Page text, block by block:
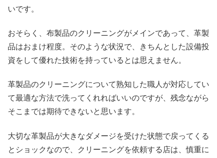
いです。
おそらく、布製品のクリーニングがメインであって、革製
品はおまけ程度。そのような状況で、きちんとした設備投
資をして優れた技術を持っているとは思えません。
革製品のクリーニングについて熟知した職人が対応してい
て最適な方法で洗ってくれればいいのですが、残念ながら
そこまでは期待できないと思います。
大切な革製品が大きなダメージを受けた状態で戻ってくる
とショックなので、クリーニングを依頼する店は、慎重に